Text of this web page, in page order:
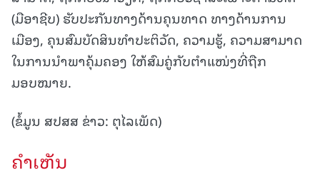
(ມືອາຊີບ) ຮັບປະກັນທາງດ້ານຄຸນທາດ ທາງດ້ານການ
ເມືອງ, ຄຸນສົມບັດສິນທຳປະຕິວັດ, ຄວາມຮູ້, ຄວາມສາມາດ
ໃນການນໍາພາຄຸ້ມຄອງ ໃຫ້ສົມຄູ່ກັບຕໍາແໜ່ງທີ່ຖືກ
ມອບໝາຍ.
(ຂໍ້ມູນ ສປສສ ຂ່າວ: ຕຸໄລເພັດ)
ຄໍາເຫັນ